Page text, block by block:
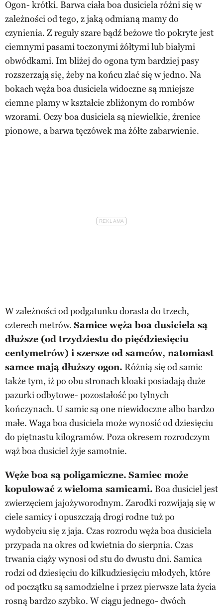
Ogon- krótki. Barwa ciała boa dusiciela różni się w
zależności od tego, z jaką odmianą mamy do
czynienia. Z reguły szare bądź beżowe tło pokryte jest
ciemnymi pasami toczonymi żółtymi lub białymi
obwódkami. Im bliżej do ogona tym bardziej pasy
rozszerzają się, żeby na końcu zlać się w jedno. Na
bokach węża boa dusiciela widoczne są mniejsze
ciemne plamy w kształcie zbliżonym do rombów
wzorami. Oczy boa dusiciela są niewielkie, źrenice
pionowe, a barwa tęczówek ma żółte zabarwienie.
W zależności od podgatunku dorasta do trzech,
czterech metrów. Samice węża boa dusiciela są
dłuższe (od trzydziestu do pięćdziesięciu
centymetrów) i szersze od samców, natomiast
samce mają dłuższy ogon. Różnią się od samic
także tym, iż po obu stronach kloaki posiadają duże
pazurki odbytowe- pozostałość po tylnych
kończynach. U samic są one niewidoczne albo bardzo
małe. Waga boa dusiciela może wynosić od dziesięciu
do piętnastu kilogramów. Poza okresem rozrodczym
wąż boa dusiciel żyje samotnie.
Węże boa są poligamiczne. Samiec może
kopulować z wieloma samicami. Boa dusiciel jest
zwierzęciem jajożyworodnym. Zarodki rozwijają się w
ciele samicy i opuszczają drogi rodne tuż po
wydobyciu się z jaja. Czas rozrodu węża boa dusiciela
przypada na okres od kwietnia do sierpnia. Czas
trwania ciąży wynosi od stu do dwustu dni. Samica
rodzi od dziesięciu do kilkudziesięciu młodych, które
od początku są samodzielne i przez pierwsze lata życia
rosną bardzo szybko. W ciągu jednego- dwóch